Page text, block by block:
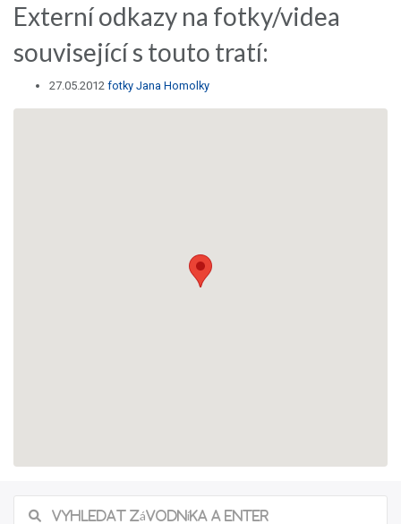
Externí odkazy na fotky/videa
související s touto tratí:
27.05.2012 fotky Jana Homolky